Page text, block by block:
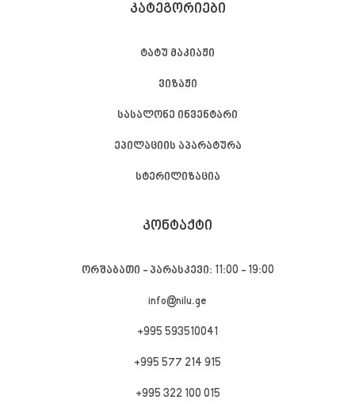
ᲙᲐᲢᲔᲒᲝᲠᲘᲔᲑᲘ
ტატუ მაკიაჟი
ვიზაჟი
სასალონე ინვენტარი
ეპილაციის აპარატურა
სტერილიზაცია
ᲙᲝᲜᲢᲐᲥᲢᲘ
ორშაბათი - პარასკევი: 11:00 - 19:00
info@nilu.ge
+995 593510041
+995 577 214 915
+995 322 100 015